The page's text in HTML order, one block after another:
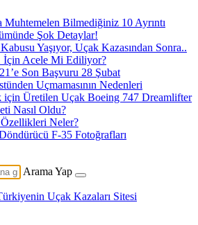
Muhtemelen Bilmediğiniz 10 Ayrıntı
Şok Detaylar!
Yaşıyor, Uçak Kazasından Sonra..
Acele Mi Ediliyor?
Son Başvuru 28 Şubat
Uçmamasının Nedenleri
Üretilen Uçak Boeing 747 Dreamlifter
Nasıl Oldu?
Neler?
F-35 Fotoğrafları
Arama Yap